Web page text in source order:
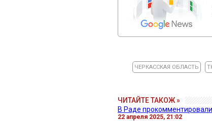
ЧЕРКАССКАЯ ОБЛАСТЬ
ЧИТАЙТЕ ТАКОЖ »
В Раде
22 апреля 2025, 21:02